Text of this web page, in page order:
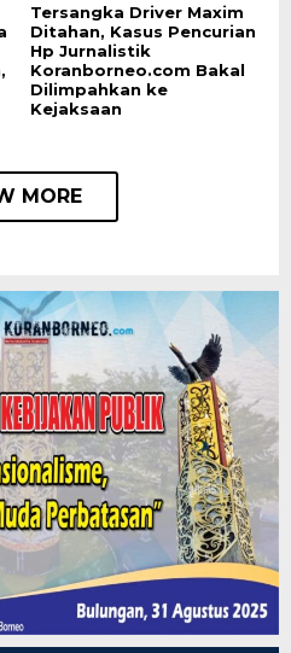
Tersangka Driver Maxim
Ditahan, Kasus Pencurian
Hp Jurnalistik
Koranborneo.com Bakal
Dilimpahkan ke
Kejaksaan
MORE